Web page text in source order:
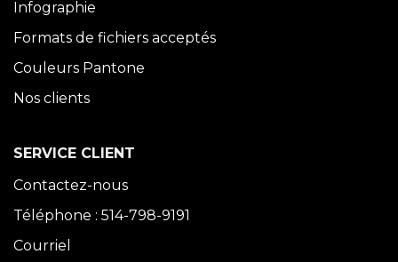
Infographie
Formats de fichiers acceptés
Couleurs Pantone
Nos clients
SERVICE CLIENT
Contactez-nous
Téléphone : 514-798-9191
Courriel